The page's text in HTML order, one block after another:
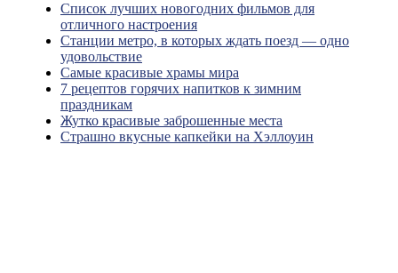
Список лучших новогодних фильмов для
отличного настроения
Станции метро, в которых ждать поезд — одно
удовольствие
Самые красивые храмы мира
7 рецептов горячих напитков к зимним
праздникам
Жутко красивые заброшенные места
Страшно вкусные капкейки на Хэллоуин